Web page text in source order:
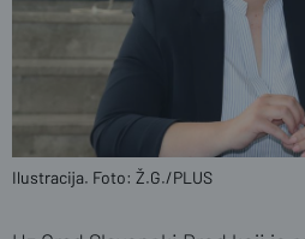
Ilustracija. Foto: Ž.G./PLUS